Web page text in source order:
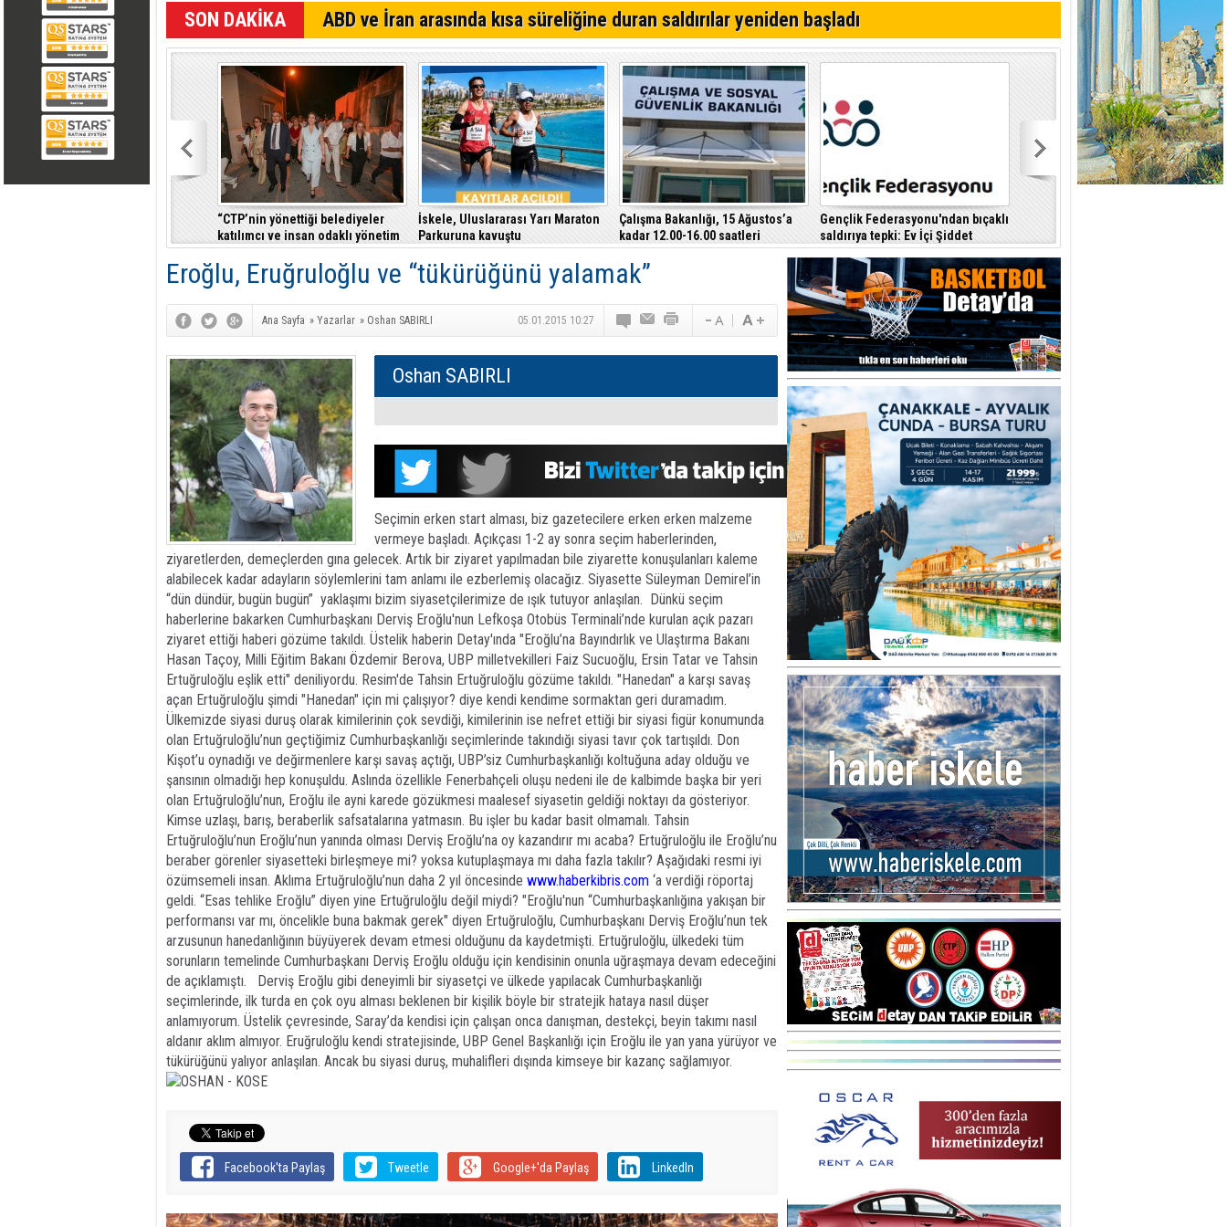
Özersay, DAÜ-SEN yetkilileriyle bir araya geldi
Çeler: Yükseköğretimde günü kurtaran değil, geleceği planlayan
politikalara ihtiyaç var
SON DAKİKA ABD ve İran arasında kısa süreliğine duran saldırılar yeniden başladı
“CTP’nin yönettiği belediyeler
katılımcı ve insan odaklı yönetim
anlayışıyla fark yaratıyor”
İskele, Uluslararası Yarı Maraton
Parkuruna kavuştu
Çalışma Bakanlığı, 15 Ağustos’a
kadar 12.00-16.00 saatleri
arasında güneş altında çalışmayı
yasakladı
Gençlik Federasyonu'ndan bıçaklı
saldırıya tepki: Ev İçi Şiddet
Yasası hayata geçirilmeli
Eroğlu, Eruğruloğlu ve “tükürüğünü yalamak”
Ana Sayfa » Yazarlar » Oshan SABIRLI 05.01.2015 10:27
Oshan SABIRLI
Seçimin erken start alması, biz gazetecilere erken erken malzeme
vermeye başladı. Açıkçası 1-2 ay sonra seçim haberlerinden,
ziyaretlerden, demeçlerden gına gelecek. Artık bir ziyaret yapılmadan bile ziyarette konuşulanları kaleme
alabilecek kadar adayların söylemlerini tam anlamı ile ezberlemiş olacağız. Siyasette Süleyman Demirel’in
“dün dündür, bugün bugün” yaklaşımı bizim siyasetçilerimize de ışık tutuyor anlaşılan. Dünkü seçim
haberlerine bakarken Cumhurbaşkanı Derviş Eroğlu'nun Lefkoşa Otobüs Terminali’nde kurulan açık pazarı
ziyaret ettiği haberi gözüme takıldı. Üstelik haberin Detay'ında "Eroğlu’na Bayındırlık ve Ulaştırma Bakanı
Hasan Taçoy, Milli Eğitim Bakanı Özdemir Berova, UBP milletvekilleri Faiz Sucuoğlu, Ersin Tatar ve Tahsin
Ertuğruloğlu eşlik etti" deniliyordu. Resim'de Tahsin Ertuğruloğlu gözüme takıldı. "Hanedan" a karşı savaş
açan Ertuğruloğlu şimdi "Hanedan" için mi çalışıyor? diye kendi kendime sormaktan geri duramadım.
Ülkemizde siyasi duruş olarak kimilerinin çok sevdiği, kimilerinin ise nefret ettiği bir siyasi figür konumunda
olan Ertuğruloğlu’nun geçtiğimiz Cumhurbaşkanlığı seçimlerinde takındığı siyasi tavır çok tartışıldı. Don
Kişot’u oynadığı ve değirmenlere karşı savaş açtığı, UBP’siz Cumhurbaşkanlığı koltuğuna aday olduğu ve
şansının olmadığı hep konuşuldu. Aslında özellikle Fenerbahçeli oluşu nedeni ile de kalbimde başka bir yeri
olan Ertuğruloğlu’nun, Eroğlu ile ayni karede gözükmesi maalesef siyasetin geldiği noktayı da gösteriyor.
Kimse uzlaşı, barış, beraberlik safsatalarına yatmasın. Bu işler bu kadar basit olmamalı. Tahsin
Ertuğruloğlu’nun Eroğlu’nun yanında olması Derviş Eroğlu’na oy kazandırır mı acaba? Ertuğruloğlu ile Eroğlu’nu
beraber görenler siyasetteki birleşmeye mi? yoksa kutuplaşmaya mı daha fazla takılır? Aşağıdaki resmi iyi
özümsemeli insan. Aklıma Ertuğruloğlu’nun daha 2 yıl öncesinde www.haberkibris.com ‘a verdiği röportaj
geldi. “Esas tehlike Eroğlu” diyen yine Ertuğruloğlu değil miydi? "Eroğlu'nun “Cumhurbaşkanlığına yakışan bir
performansı var mı, öncelikle buna bakmak gerek" diyen Ertuğruloğlu, Cumhurbaşkanı Derviş Eroğlu’nun tek
arzusunun hanedanlığının büyüyerek devam etmesi olduğunu da kaydetmişti. Ertuğruloğlu, ülkedeki tüm
sorunların temelinde Cumhurbaşkanı Derviş Eroğlu olduğu için kendisinin onunla uğraşmaya devam edeceğini
de açıklamıştı. Derviş Eroğlu gibi deneyimli bir siyasetçi ve ülkede yapılacak Cumhurbaşkanlığı
seçimlerinde, ilk turda en çok oyu alması beklenen bir kişilik böyle bir stratejik hataya nasıl düşer
anlamıyorum. Üstelik çevresinde, Saray’da kendisi için çalışan onca danışman, destekçi, beyin takımı nasıl
aldanır aklım almıyor. Eruğruloğlu kendi stratejisinde, UBP Genel Başkanlığı için Eroğlu ile yan yana yürüyor ve
tükürüğünü yalıyor anlaşılan. Ancak bu siyasi duruş, muhalifleri dışında kimseye bir kazanç sağlamıyor.
Facebook'ta Paylaş Tweetle Google+'da Paylaş LinkedIn